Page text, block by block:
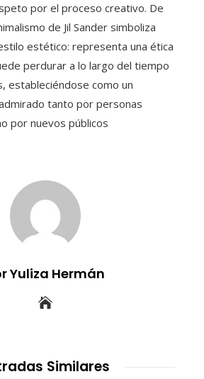
por el proceso creativo. De
de Jil Sander simboliza
estético: representa una ética
perdurar a lo largo del tiempo
estableciéndose como un
tanto por personas
por nuevos públicos
Yuliza Hermán
Similares